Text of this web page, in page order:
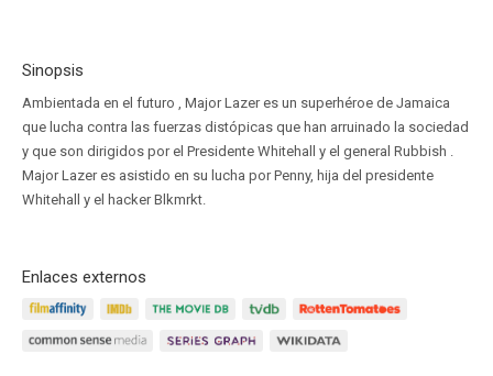
Sinopsis
Ambientada en el futuro , Major Lazer es un superhéroe de Jamaica
que lucha contra las fuerzas distópicas que han arruinado la sociedad
y que son dirigidos por el Presidente Whitehall y el general Rubbish .
Major Lazer es asistido en su lucha por Penny, hija del presidente
Whitehall y el hacker Blkmrkt.
Enlaces externos